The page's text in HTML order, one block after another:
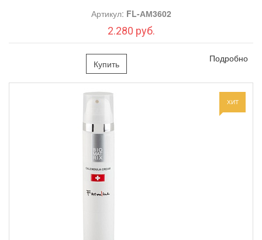
Артикул: FL-АМ3602
2.280 руб.
Купить Подробно
ХИТ